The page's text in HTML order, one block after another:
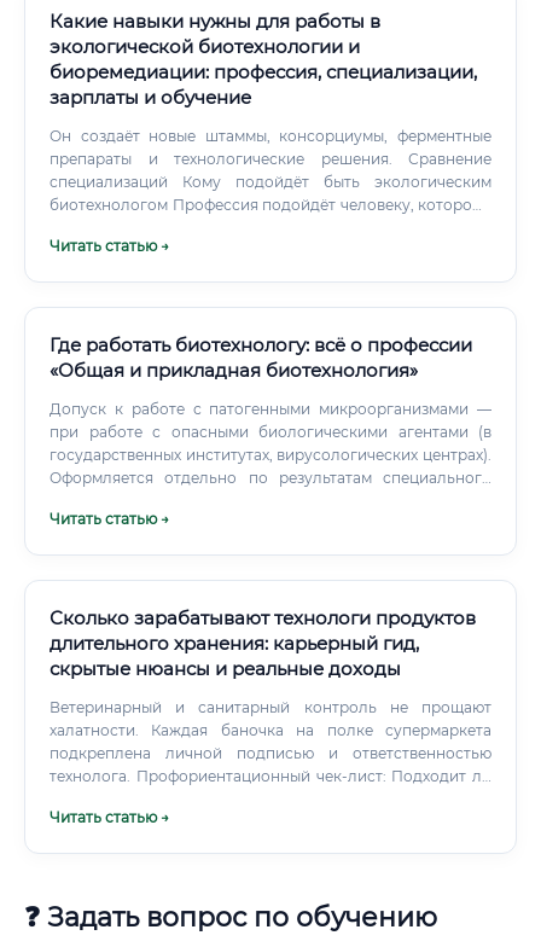
Какие навыки нужны для работы в
экологической биотехнологии и
биоремедиации: профессия, специализации,
зарплаты и обучение
Он создаёт новые штаммы, консорциумы, ферментные
препараты и технологические решения. Сравнение
специализаций Кому подойдёт быть экологическим
биотехнологом Профессия подойдёт человеку, которому
проблем, а не только обсуждать их последствия. Здесь
Читать статью →
Где работать биотехнологу: всё о профессии
«Общая и прикладная биотехнология»
Допуск к работе с патогенными микроорганизмами —
при работе с опасными биологическими агентами (в
государственных институтах, вирусологических центрах).
Оформляется отдельно по результатам специального
безопасности — многие работодатели требуют
Читать статью →
Сколько зарабатывают технологи продуктов
длительного хранения: карьерный гид,
скрытые нюансы и реальные доходы
Ветеринарный и санитарный контроль не прощают
халатности. Каждая баночка на полке супермаркета
подкреплена личной подписью и ответственностью
технолога. Профориентационный чек-лист: Подходит ли
Читать статью →
❓ Задать вопрос по обучению